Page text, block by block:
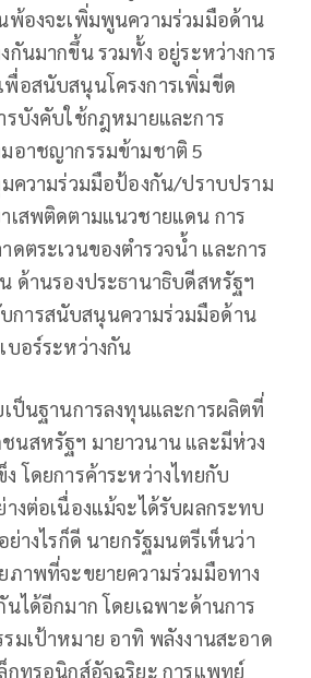
พ้องจะเพิ่มพูนความร่วมมือด้าน
กันมากขึ้น รวมทั้ง อยู่ระหว่างการ
พื่อสนับสนุนโครงการเพิ่มขีด
รบังคับใช้กฎหมายและการ
อาชญากรรมข้ามชาติ 5
ความร่วมมือป้องกัน/ปราบปราม
เสพติดตามแนวชายแดน การ
ดตระเวนของตำรวจน้ำ และการ
ด้านรองประธานาธิบดีสหรัฐฯ
การสนับสนุนความร่วมมือด้าน
บอร์ระหว่างกัน
ป็นฐานการลงทุนและการผลิตที่
นสหรัฐฯ มายาวนาน และมีห่วง
โดยการค้าระหว่างไทยกับ
งต่อเนื่องแม้จะได้รับผลกระทบ
ย่างไรก็ดี นายกรัฐมนตรีเห็นว่า
ภาพที่จะขยายความร่วมมือทาง
นได้อีกมาก โดยเฉพาะด้านการ
มเป้าหมาย อาทิ พลังงานสะอาด
กทรอนิกส์อัจฉริยะ การแพทย์